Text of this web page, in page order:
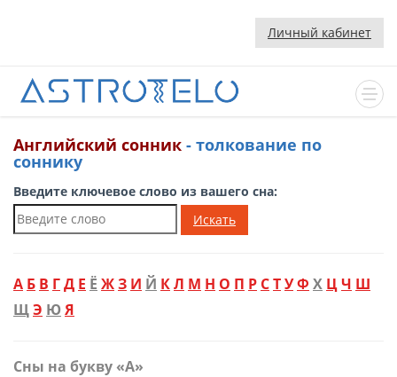
Личный кабинет
Английский сонник - толкование по
соннику
Введите ключевое слово из вашего сна:
Искать
А Б В ГД Е Ё ЖЗ И Й КЛ М Н О П Р СТУФ Х ЦЧ Ш
ЩЭ Ю Я
Сны на букву «А»